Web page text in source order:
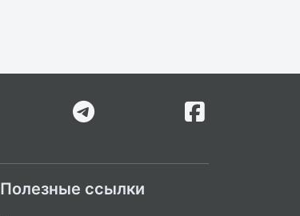
Полезные ссылки